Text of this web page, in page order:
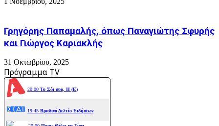
Γρηγόρης Παπαμαλής, όπως Παναγιώτης Σφυρής
και Γιώργος Καριακλής
31 Οκτωβρίου, 2025
Πρόγραμμα TV